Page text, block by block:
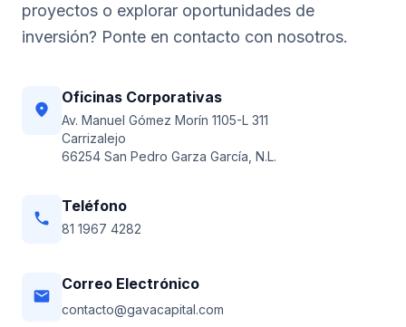
proyectos o explorar oportunidades de
inversión? Ponte en contacto con nosotros.
location_on
Oficinas Corporativas
Av. Manuel Gómez Morín 1105-L 311
Carrizalejo
66254 San Pedro Garza García, N.L.
phone
Teléfono
81 1967 4282
email
Correo Electrónico
contacto@gavacapital.com